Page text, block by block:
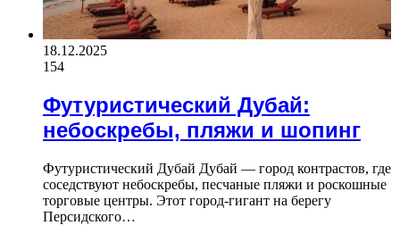
18.12.2025
154
Футуристический Дубай:
небоскребы, пляжи и шопинг
Футуристический Дубай Дубай — город контрастов, где
соседствуют небоскребы, песчаные пляжи и роскошные
торговые центры. Этот город-гигант на берегу
Персидского…